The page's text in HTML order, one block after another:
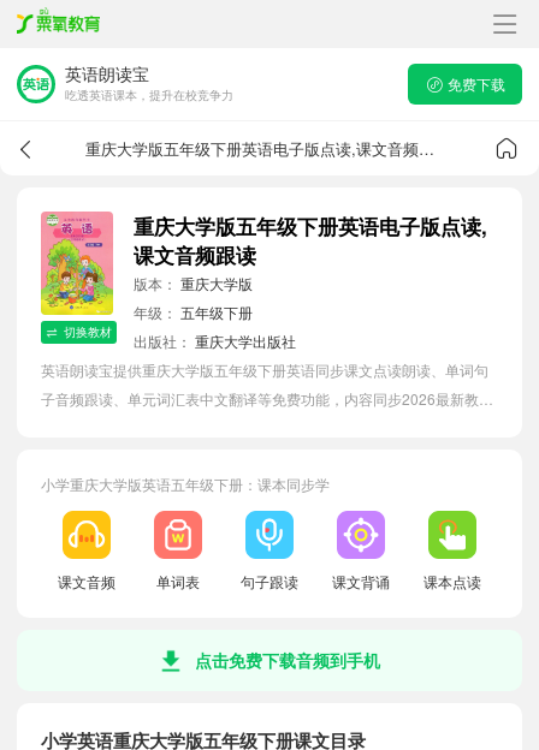
英语朗读宝
吃透英语课本，提升在校竞争力
免费下载
重庆大学版五年级下册英语电子版点读,课文音频跟读
切换教材
重庆大学版五年级下册英语电子版点读,
课文音频跟读
版本： 重庆大学版
年级： 五年级下册
出版社： 重庆大学出版社
英语朗读宝提供重庆大学版五年级下册英语同步课文点读朗读、单词句
子音频跟读、单元词汇表中文翻译等免费功能，内容同步2026最新教材
小学重庆大学版英语五年级下册：课本同步学
课文音频 单词表 句子跟读 课文背诵 课本点读
点击免费下载音频到手机
小学英语重庆大学版五年级下册课文目录